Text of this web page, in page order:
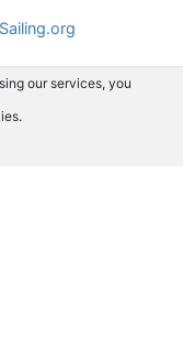
our services, you